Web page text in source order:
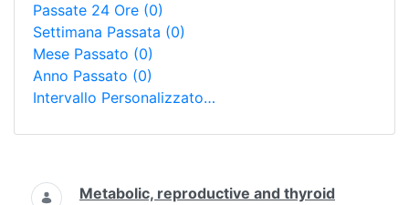
Passate 24 Ore (0)
Settimana Passata (0)
Mese Passato (0)
Anno Passato (0)
Intervallo Personalizzato…
Ricerca
Metabolic, reproductive and thyroid